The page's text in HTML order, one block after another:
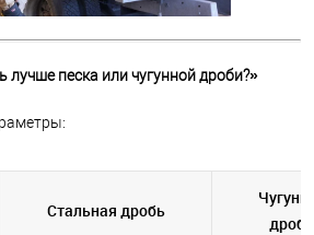
лучше песка или чугунной дроби?»
Стальная дробь
дробь